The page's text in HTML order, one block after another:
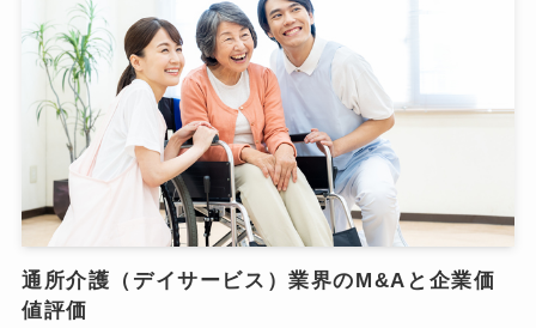
通所介護（デイサービス）業界のM&Aと企業価
値評価